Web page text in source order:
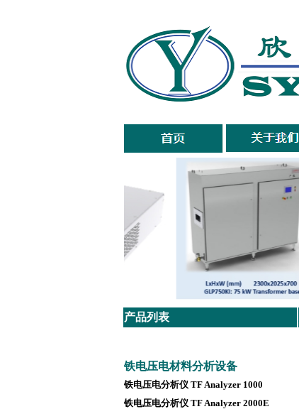
产品列表
铁电压电材料分析设备
铁电压电分析仪 TF Analyzer 1000
铁电压电分析仪 TF Analyzer 2000E